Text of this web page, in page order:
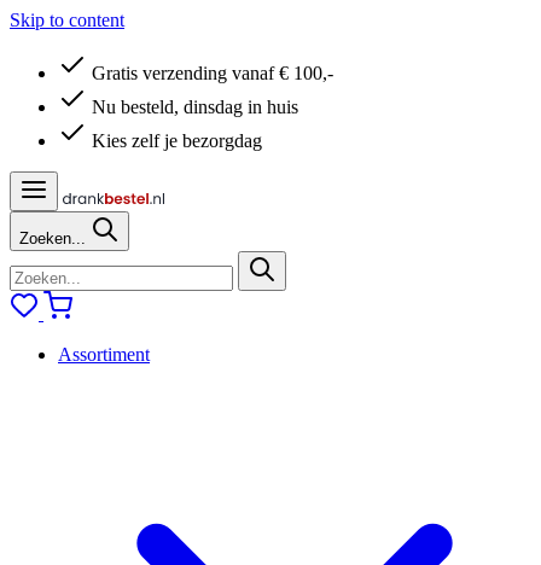
Skip to content
Gratis verzending vanaf € 100,-
Nu besteld, dinsdag in huis
Kies zelf je bezorgdag
Zoeken...
Assortiment